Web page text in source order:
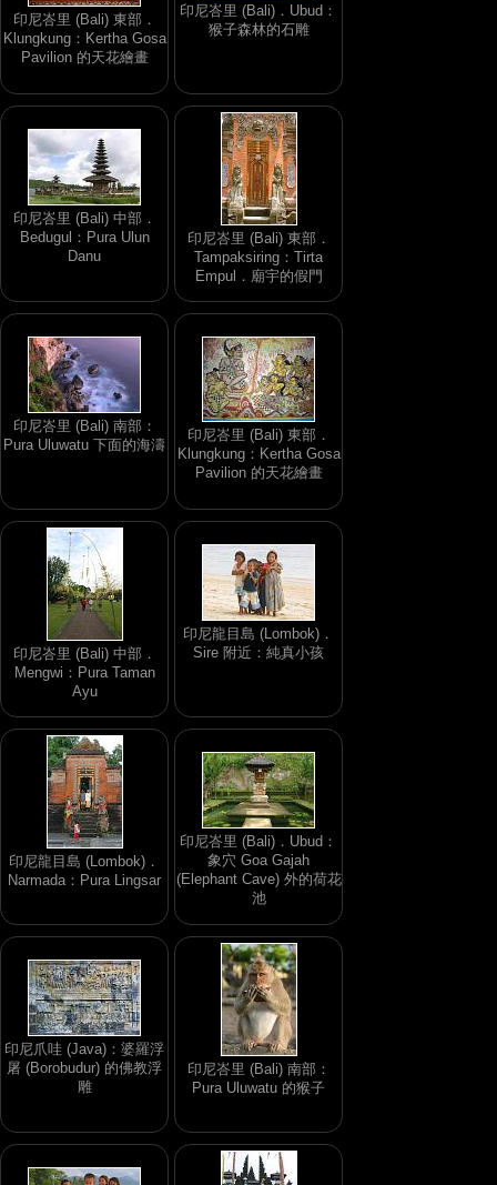
印尼峇里 (Bali) 東部．
Klungkung：Kertha Gosa
Pavilion 的天花繪畫
印尼峇里 (Bali)．Ubud：
猴子森林的石雕
印尼峇里 (Bali) 中部．
Bedugul：Pura Ulun
Danu
印尼峇里 (Bali) 東部．
Tampaksiring：Tirta
Empul．廟宇的假門
印尼峇里 (Bali) 南部：
Pura Uluwatu 下面的海濤
印尼峇里 (Bali) 東部．
Klungkung：Kertha Gosa
Pavilion 的天花繪畫
印尼峇里 (Bali) 中部．
Mengwi：Pura Taman
Ayu
印尼龍目島 (Lombok)．
Sire 附近：純真小孩
印尼龍目島 (Lombok)．
Narmada：Pura Lingsar
印尼峇里 (Bali)．Ubud：
象穴 Goa Gajah
(Elephant Cave) 外的荷花
池
印尼爪哇 (Java)：婆羅浮
屠 (Borobudur) 的佛教浮
雕
印尼峇里 (Bali) 南部：
Pura Uluwatu 的猴子